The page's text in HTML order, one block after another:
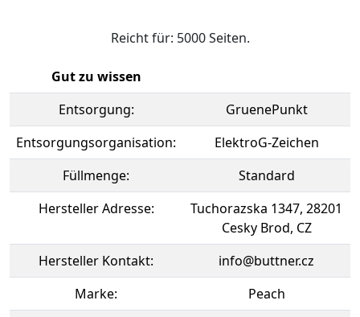
Reicht für: 5000 Seiten.
Gut zu wissen
Entsorgung:
GruenePunkt
Entsorgungsorganisation:
ElektroG-Zeichen
Füllmenge:
Standard
Hersteller Adresse:
Tuchorazska 1347, 28201
Cesky Brod, CZ
Hersteller Kontakt:
info@buttner.cz
Marke:
Peach